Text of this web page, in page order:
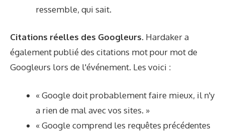
ressemble, qui sait.
Citations réelles des Googleurs. Hardaker a
également publié des citations mot pour mot de
Googleurs lors de l'événement. Les voici :
« Google doit probablement faire mieux, il n'y
a rien de mal avec vos sites. »
« Google comprend les requêtes précédentes